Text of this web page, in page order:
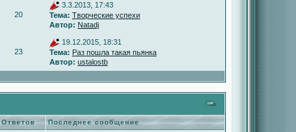
20
3.3.2013, 17:43
Тема: Творческие успехи
Автор: Natadj
23
19.12.2015, 18:31
Тема: Раз пошла такая пьянка
Автор: ustalostb
Ответов Последнее сообщение